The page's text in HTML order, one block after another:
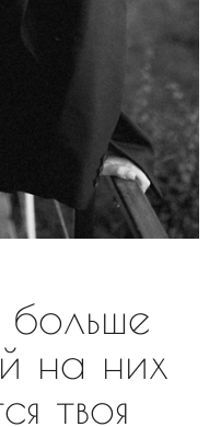
на них
твоя